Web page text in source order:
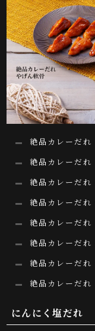
絶品カレーだれ
絶品カレーだれ
絶品カレーだれ
絶品カレーだれ
絶品カレーだれ
絶品カレーだれ
絶品カレーだれ
絶品カレーだれ
にんにく塩だれ